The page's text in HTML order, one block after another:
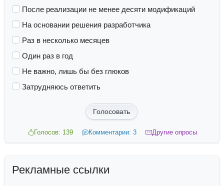
После реализации не менее десяти модификаций
На основании решения разработчика
Раз в несколько месяцев
Один раз в год
Не важно, лишь бы без глюков
Затрудняюсь ответить
Голосовать
Голосов: 139 Комментарии: 3 Другие опросы
Рекламные ссылки